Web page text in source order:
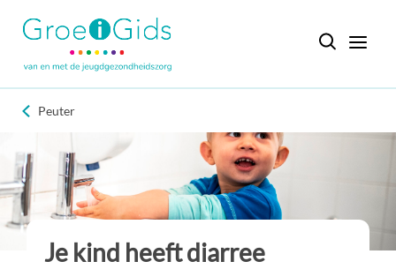
Peuter
Je kind heeft diarree